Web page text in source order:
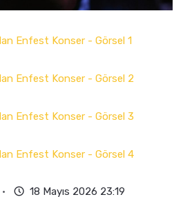
18 Mayıs 2026 23:19